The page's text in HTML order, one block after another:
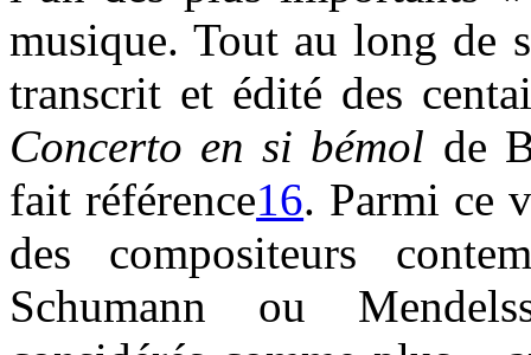
musique. Tout au long de
transcrit et édité des
Concerto en si bémol de
fait référence16. Parmi ce
des compositeurs
Schumann ou